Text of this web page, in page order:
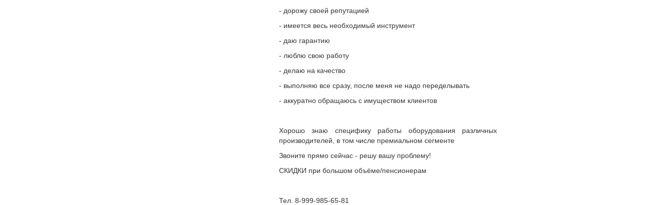
- дорожу своей репутацией
- имеется весь необходимый инструмент
- даю гарантию
- люблю свою работу
- делаю на качество
- выполняю все сразу, после меня не надо переделывать
- аккуратно обращаюсь с имуществом клиентов
Хорошо знаю специфику работы оборудования различных
производителей, в том числе премиальном сегменте
Звоните прямо сейчас - решу вашу проблему!
СКИДКИ при большом объёме/пенсионерам
Тел. 8-999-985-65-81